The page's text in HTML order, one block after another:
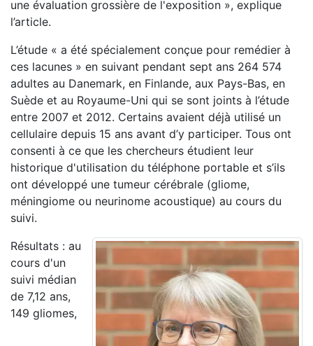
une évaluation grossière de l'exposition », explique
l’article.
L’étude « a été spécialement conçue pour remédier à
ces lacunes » en suivant pendant sept ans 264 574
adultes au Danemark, en Finlande, aux Pays-Bas, en
Suède et au Royaume-Uni qui se sont joints à l’étude
entre 2007 et 2012. Certains avaient déjà utilisé un
cellulaire depuis 15 ans avant d’y participer. Tous ont
consenti à ce que les chercheurs étudient leur
historique d'utilisation du téléphone portable et s’ils
ont développé une tumeur cérébrale (gliome,
méningiome ou neurinome acoustique) au cours du
suivi.
Résultats : au
cours d'un
suivi médian
de 7,12 ans,
149 gliomes,